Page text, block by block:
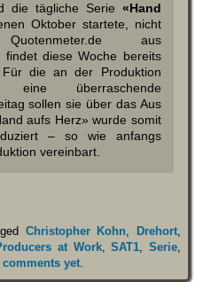
die tägliche Serie «Hand
Oktober startete, nicht
aus
findet diese Woche bereits
die an der Produktion
eine überraschende
sollen sie über das Aus
aufs Herz» wurde somit
– so wie anfangs
vereinbart.
Christopher Kohn, Drehort,
at Work,SAT1, Serie,
yet.